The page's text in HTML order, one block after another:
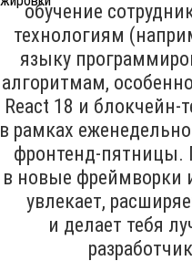
обучение
технологиям
языку
алгоритмам,
React 18 и блокчейн-
в рамках
фронтенд-пятницы.
в новые фреймворки
увлекает,
и делает тебя